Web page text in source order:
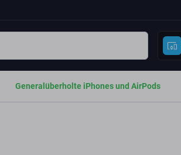
Generalüberholte iPhones und AirPods